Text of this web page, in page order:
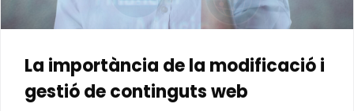
La importància de la modificació i
gestió de continguts web